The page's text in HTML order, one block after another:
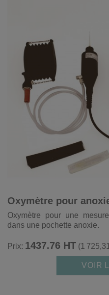
Oxymètre pour
Oxymètre pour une
dans une pochette anoxie.
Prix: 1437.76 HT (1
VOIR